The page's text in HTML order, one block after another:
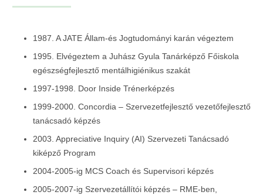
1987. A JATE Állam-és Jogtudományi karán végeztem
1995. Elvégeztem a Juhász Gyula Tanárképző Főiskola
egészségfejlesztő mentálhigiénikus szakát
1997-1998. Door Inside Trénerképzés
1999-2000. Concordia – Szervezetfejlesztő vezetőfejlesztő
tanácsadó képzés
2003. Appreciative Inquiry (AI) Szervezeti Tanácsadó
kiképző Program
2004-2005-ig MCS Coach és Supervisori képzés
2005-2007-ig Szervezetállítói képzés – RME-ben,